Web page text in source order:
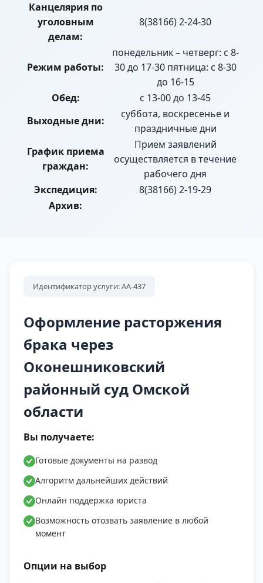
Канцелярия по
уголовным
делам:
8(38166) 2-24-30
Режим работы:
понедельник – четверг: с 8-
30 до 17-30 пятница: с 8-30
до 16-15
Обед:
с 13-00 до 13-45
Выходные дни:
суббота, воскресенье и
праздничные дни
График приема
граждан:
Прием заявлений
осуществляется в течение
рабочего дня
Экспедиция:
8(38166) 2-19-29
Архив:
Идентификатор услуги: АА-437
Оформление расторжения
брака через
Оконешниковский
районный суд Омской
области
Вы получаете:
Готовые документы на развод
Алгоритм дальнейших действий
Онлайн поддержка юриста
Возможность отозвать заявление в любой
момент
Опции на выбор